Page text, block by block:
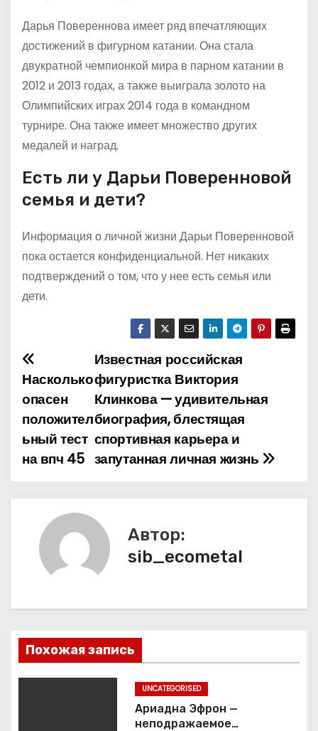
Дарья Повереннова имеет ряд впечатляющих
достижений в фигурном катании. Она стала
двукратной чемпионкой мира в парном катании в
2012 и 2013 годах, а также выиграла золото на
Олимпийских играх 2014 года в командном
турнире. Она также имеет множество других
медалей и наград.
Есть ли у Дарьи Поверенновой
семья и дети?
Информация о личной жизни Дарьи Поверенновой
пока остается конфиденциальной. Нет никаких
подтверждений о том, что у нее есть семья или
дети.
Н
а
в
и
я
п
о
Известная российская
фигуристка Виктория
Клинкова — удивительная
биография, блестящая
спортивная карьера и
запутанная личная жизнь
Насколько
опасен
положител
ьный тест
на впч 45
Автор:
sib_ecometal
Похожая запись
UNCATEGORISED
Ариадна Эфрон —
неподражаемое